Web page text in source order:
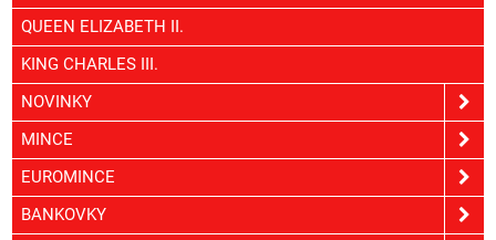
QUEEN ELIZABETH II.
KING CHARLES III.
NOVINKY
MINCE
EUROMINCE
BANKOVKY